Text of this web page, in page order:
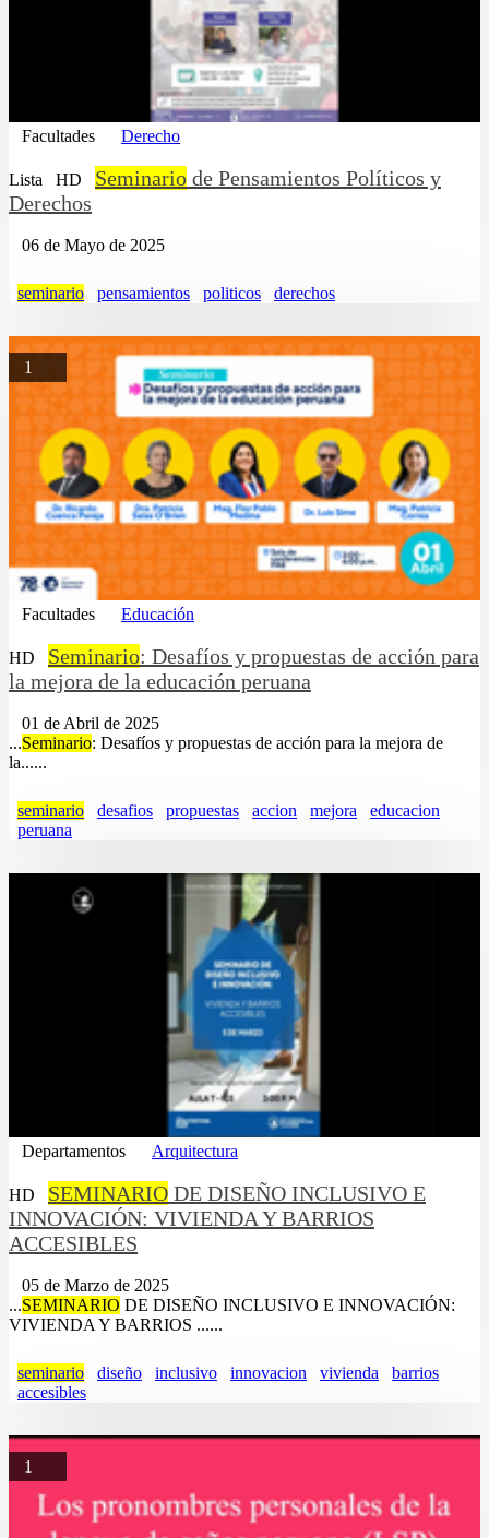
Facultades Derecho
Lista HD Seminario de Pensamientos Políticos y
Derechos
06 de Mayo de 2025
seminario pensamientos politicos derechos
1
Facultades Educación
HD Seminario: Desafíos y propuestas de acción para
la mejora de la educación peruana
01 de Abril de 2025
...Seminario: Desafíos y propuestas de acción para la mejora de
la......
seminario desafios propuestas accion mejora
educacion
peruana
Departamentos Arquitectura
HD SEMINARIO DE DISEÑO INCLUSIVO E
INNOVACIÓN: VIVIENDA Y BARRIOS
ACCESIBLES
05 de Marzo de 2025
...SEMINARIO DE DISEÑO INCLUSIVO E INNOVACIÓN:
VIVIENDA Y BARRIOS ......
seminario diseño inclusivo innovacion vivienda
barrios
accesibles
1